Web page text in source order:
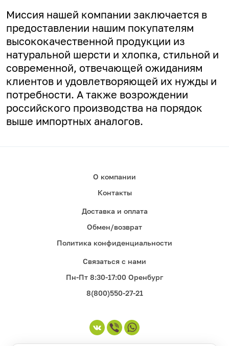
Миссия нашей компании заключается в
предоставлении нашим покупателям
высококачественной продукции из
натуральной шерсти и хлопка, стильной и
современной, отвечающей ожиданиям
клиентов и удовлетворяющей их нужды и
потребности. А также возрождении
российского производства на порядок
выше импортных аналогов.
О компании
Контакты
Доставка и оплата
Обмен/возврат
Политика конфиденциальности
Связаться с нами
Пн-Пт 8:30-17:00 Оренбург
8(800)550-27-21